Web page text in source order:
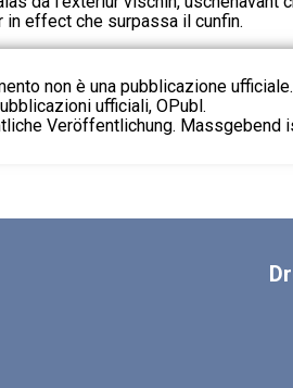
in effect che surpassa il cunfin.
non è una pubblicazione
ufficiali, OPubl.
Veröffentlichung. Massgebend